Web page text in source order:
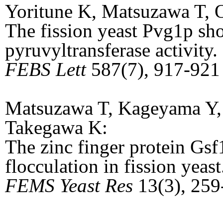
Yoritune K, Matsuzawa T,
The fission yeast Pvg1p
pyruvyltransferase activity.
FEBS Lett587(7), 917-
Matsuzawa T, Kageyama
Takegawa K:
The zinc finger protein
flocculation in fission
FEMS Yeast Res 13(3),